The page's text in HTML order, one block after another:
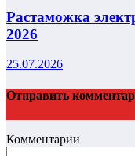
Растаможка
2026
25.07.2026
Отправить
Комментарии